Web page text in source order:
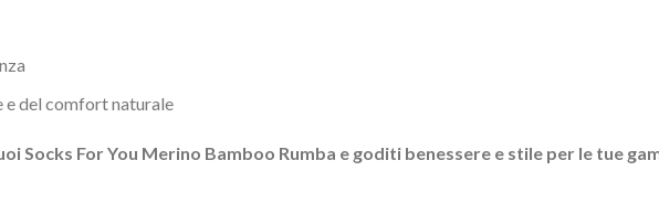
e del comfort naturale
Socks For You Merino Bamboo Rumba e goditi benessere e stile per le tue